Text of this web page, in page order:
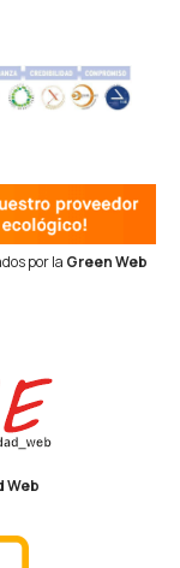
por la Green Web
Web